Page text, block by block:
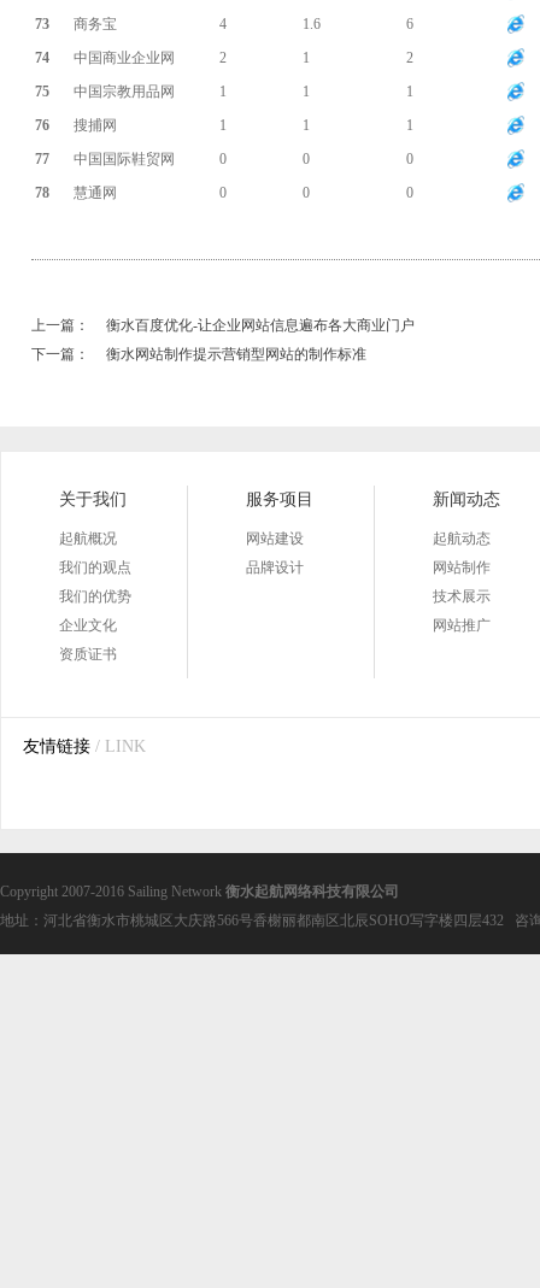
73
商务宝 4 1.6
6
74
中国商业企业网 2 1
2
75
中国宗教用品网 1 1
1
76
搜捕网 1 1
1
77
中国国际鞋贸网 0 0
0
78
慧通网 0 0 0
上一篇：
衡水百度优化-让企业网站信息遍布各大商业门户
下一篇：
衡水网站制作提示营销型网站的制作标准
关于我们
起航概况
我们的观点
我们的优势
企业文化
资质证书
服务项目
网站建设
品牌设计
新闻动态
起航动态
网站制作
技术展示
网站推广
友情链接 / LINK
Copyright 2007-2016 Sailing Network 衡水起航网络科技有限公司
地址：河北省衡水市桃城区大庆路566号香榭丽都南区北辰SOHO写字楼四层432